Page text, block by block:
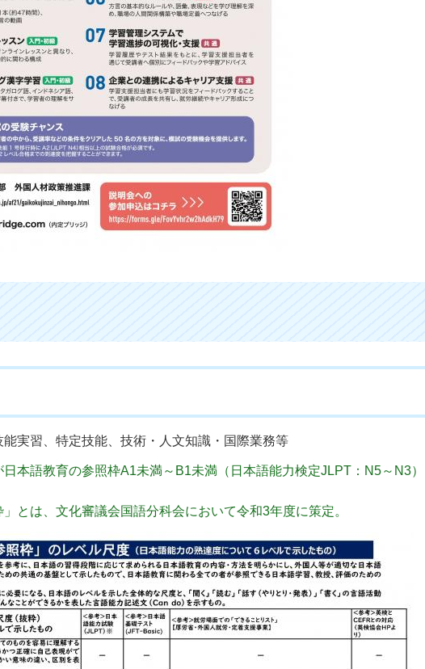
実習、特定技能、技術・人文知識・国際業務等
本語教育の参照枠A1未満～B1未満（日本語能力検定JLPT：N5～N3
とは、文化審議会国語分科会において令和3年度に策定。